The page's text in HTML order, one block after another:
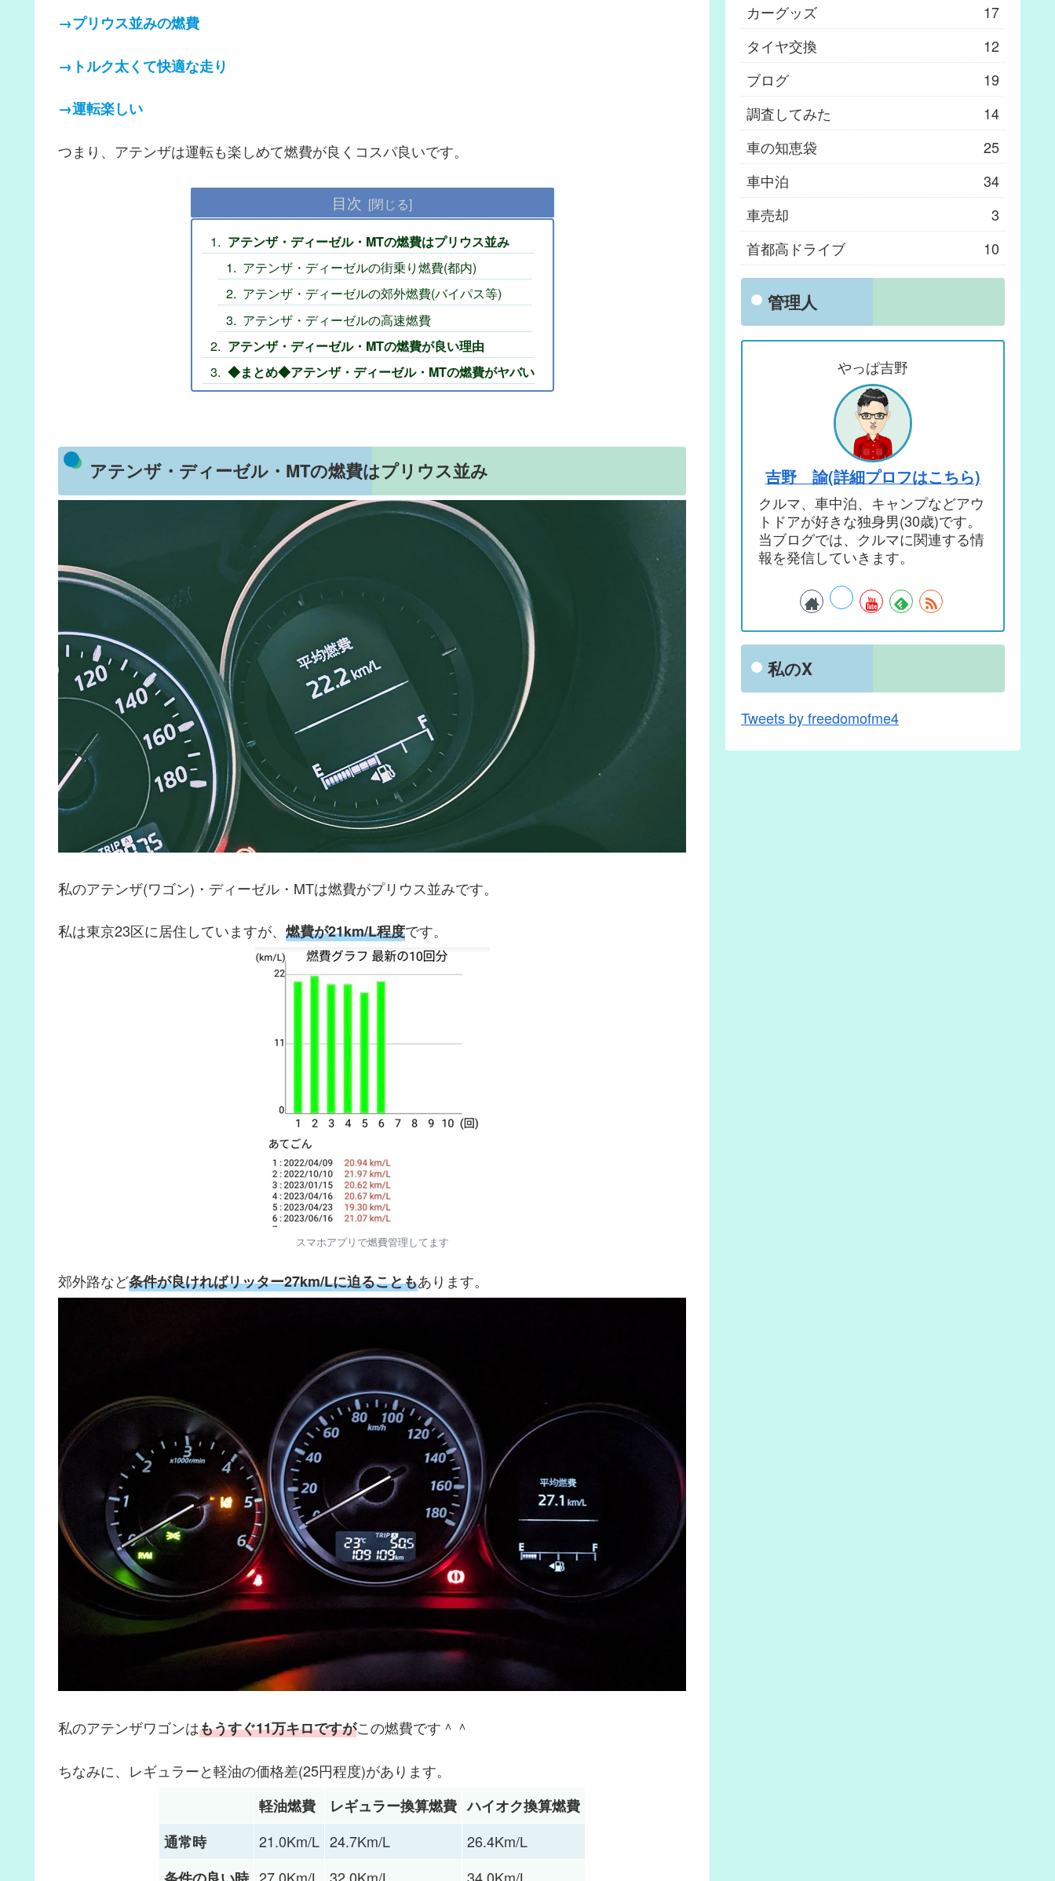
→プリウス並みの燃費
→トルク太くて快適な走り
→運転楽しい
つまり、アテンザは運転も楽しめて燃費が良くコスパ良いです。
目次
アテンザ・ディーゼル・MTの燃費はプリウス並み
アテンザ・ディーゼルの街乗り燃費(都内)
アテンザ・ディーゼルの郊外燃費(バイパス等)
アテンザ・ディーゼルの高速燃費
アテンザ・ディーゼル・MTの燃費が良い理由
◆まとめ◆アテンザ・ディーゼル・MTの燃費がヤバい
アテンザ・ディーゼル・MTの燃費はプリウス並み
私のアテンザ(ワゴン)・ディーゼル・MTは燃費がプリウス並みです。
私は東京23区に居住していますが、 燃費が21km/L程度です。
スマホアプリで燃費管理してます
郊外路など条件が良ければリッター27km/Lに迫ることもあります。
私のアテンザワゴンはもうすぐ11万キロですがこの燃費です＾＾
ちなみに、レギュラーと軽油の価格差(25円程度)があります。
軽油燃費
レギュラー換算燃費 ハイオク換算燃費
通常時
21.0Km/L 24.7Km/L
26.4Km/L
カーグッズ
17
タイヤ交換
12
ブログ
19
調査してみた
14
車の知恵袋
25
車中泊
34
車売却
3
首都高ドライブ
10
管理人
やっぱ吉野
吉野 諭(詳細プロフはこちら)
クルマ、車中泊、キャンプなどアウ
トドアが好きな独身男(30歳)です。
当ブログでは、クルマに関連する情
報を発信していきます。
私のX
Tweets by freedomofme4